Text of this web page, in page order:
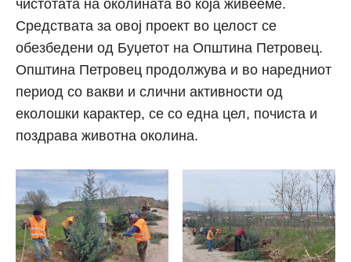
чистотата на околината во која живееме.
Средствата за овој проект во целост се
обезбедени од Буџетот на Општина Петровец.
Општина Петровец продолжува и во наредниот
период со вакви и слични активности од
еколошки карактер, се со една цел, почиста и
поздрава животна околина.